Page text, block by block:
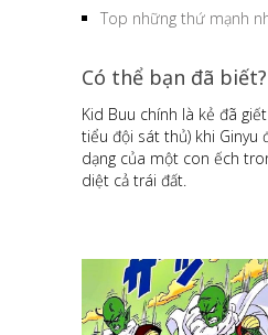
Top những thứ mạnh
Có thể bạn đã biết?
Kid Buu chính là kẻ đã
tiểu đội sát thủ) khi Ginyu
dạng của một con ếch
diệt cả trái đất.